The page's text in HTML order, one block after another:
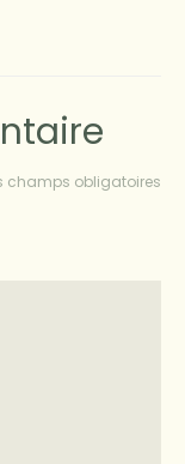
champs obligatoires